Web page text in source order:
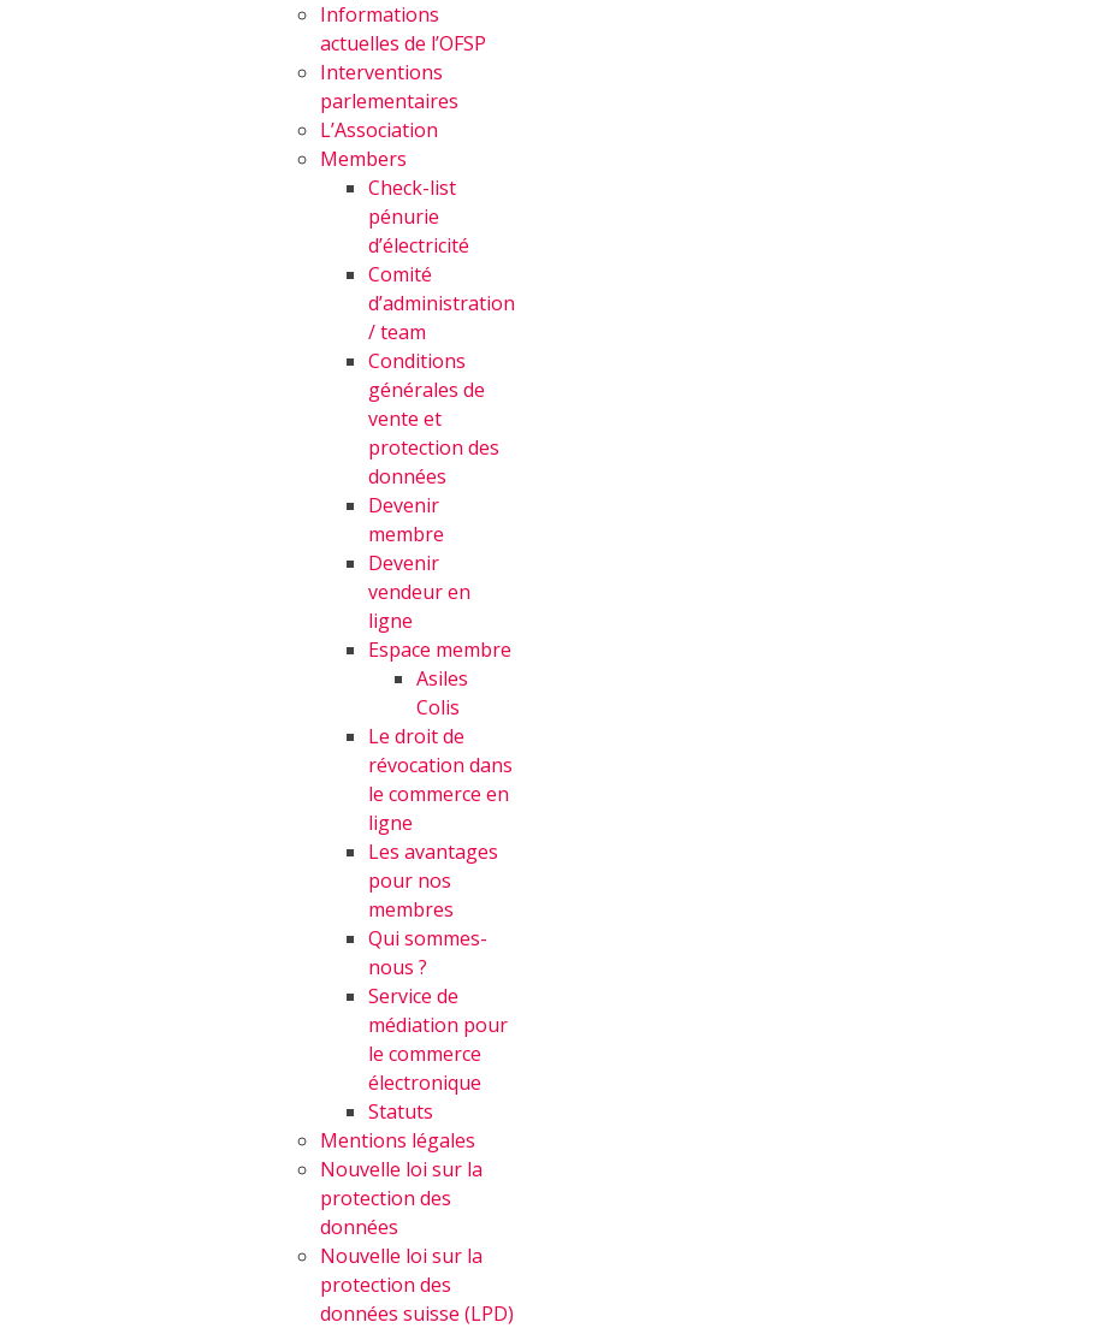
Informations
actuelles de l’OFSP
Interventions
parlementaires
L’Association
Members
Check-list
pénurie
d’électricité
Comité
d’administration
/ team
Conditions
générales de
vente et
protection des
données
Devenir
membre
Devenir
vendeur en
ligne
Espace membre
Asiles
Colis
Le droit de
révocation dans
le commerce en
ligne
Les avantages
pour nos
membres
Qui sommes-
nous ?
Service de
médiation pour
le commerce
électronique
Statuts
Mentions légales
Nouvelle loi sur la
protection des
données
Nouvelle loi sur la
protection des
données suisse (LPD)